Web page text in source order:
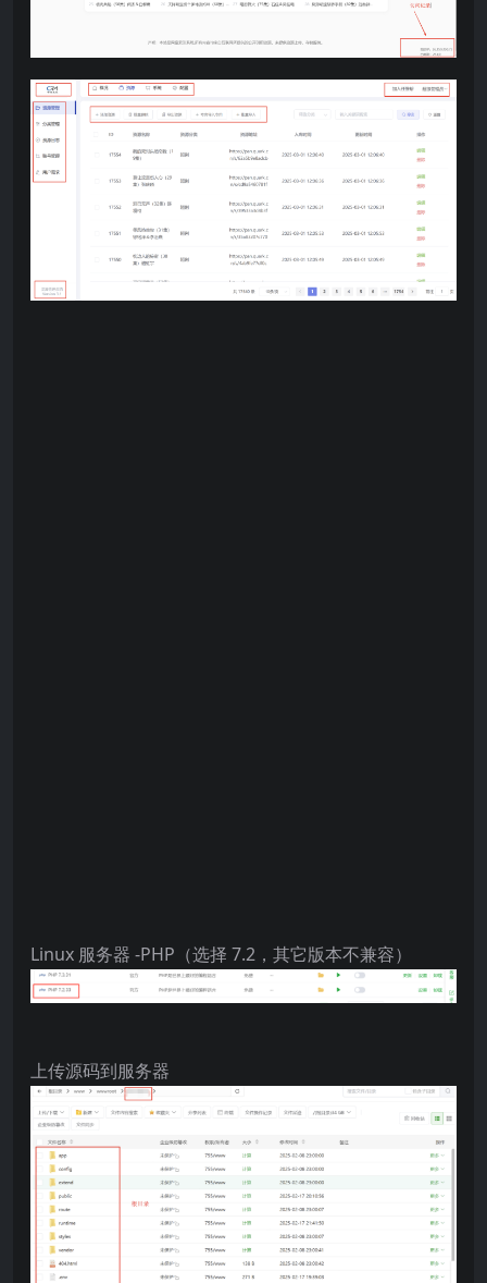
Linux 服务器 -PHP（选择 7.2，其它版本不兼容）
上传源码到服务器